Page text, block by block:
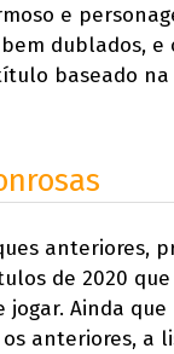
e
dublados, e
baseado
anteriores,
de 2020
jogar. Ainda
anteriores, a